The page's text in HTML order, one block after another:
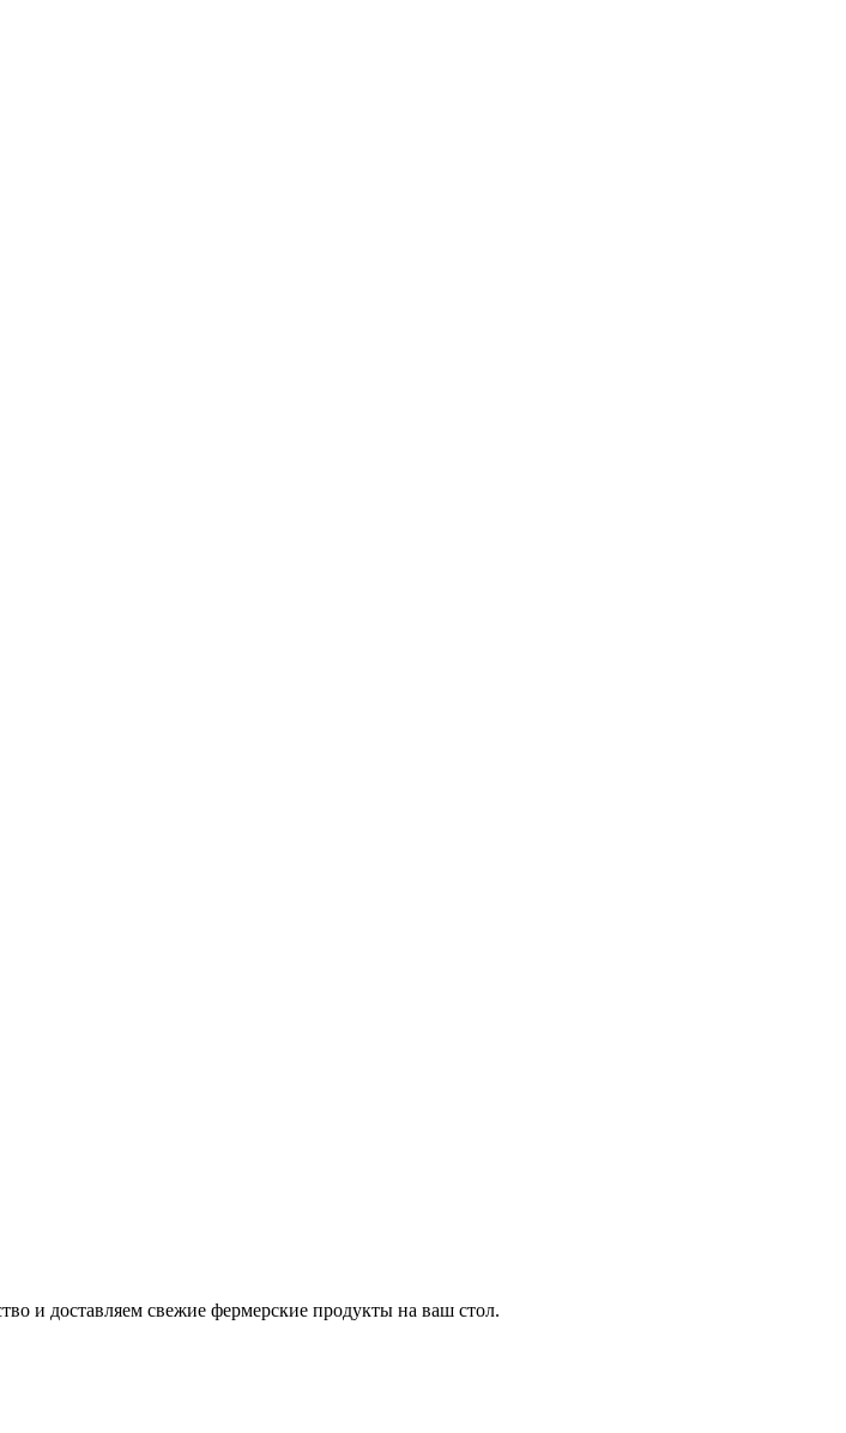
и доставляем свежие фермерские продукты на ваш стол.